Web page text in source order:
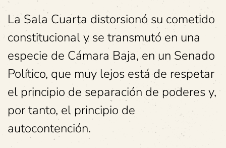
La Sala Cuarta distorsionó su cometido
constitucional y se transmutó en una
especie de Cámara Baja, en un Senado
Político, que muy lejos está de respetar
el principio de separación de poderes y,
por tanto, el principio de
autocontención.